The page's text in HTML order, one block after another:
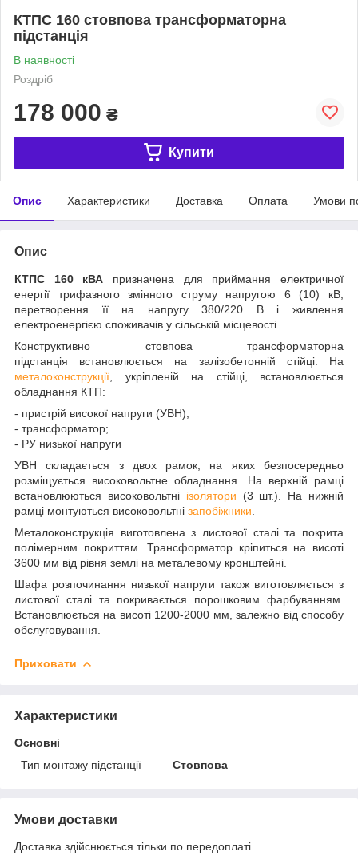
КТПС 160 стовпова трансформаторна
підстанція
В наявності
Роздріб
178 000 ₴
Купити
Опис Характеристики Доставка Оплата Умови
Опис
КТПС 160 кВА призначена для приймання електричної
енергії трифазного змінного струму напругою 6 (10) кВ,
перетворення її на напругу 380/220 В і живлення
електроенергією споживачів у сільській місцевості.
Конструктивно стовпова трансформаторна
підстанція встановлюється на залізобетонній стійці. На
металоконструкції , укріпленій на стійці, встановлюється
обладнання КТП:
- пристрій високої напруги (УВН);
- трансформатор;
- РУ низької напруги
УВН складається з двох рамок, на яких безпосередньо
розміщується високовольтне обладнання. На верхній рамці
встановлюються високовольтні ізолятори (3 шт.). На нижній
рамці монтуються високовольтні запобіжники
Металоконструкція виготовлена з листової сталі та покрита
полімерним покриттям. Трансформатор кріпиться на висоті
3600 мм від рівня землі на металевому кронштейні.
Шафа розпочинання низької напруги також виготовляється з
листової сталі та покривається порошковим фарбуванням.
Встановлюється на висоті 1200-2000 мм, залежно від способу
обслуговування.
Приховати
Характеристики
Основні
Тип монтажу підстанції
Стовпова
Умови доставки
Доставка здійснюється тільки по передоплаті.